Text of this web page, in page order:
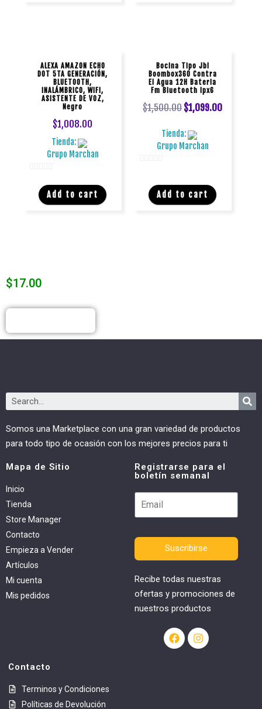
ALEXA AMAZON ECHO
DOT 5TA GENERACIÓN,
BLUETOOTH,
INALÁMBRICO, WIFI,
ASISTENTE DE VOZ,
Negro
$1,008.00
Tienda:
Grupo Marchan
Add to cart
Bocina Tipo Jbl
Boombox360 Contra
El Agua 12H Bateria
Fm Bluetooth Ipx6
$1,500.00 $1,099.00
Tienda:
Grupo Marchan
Add to cart
$17.00
Somos una Marketplace con una gran variedad de productos
para todo tipo de ocasión con los mejores precios para ti
Mapa de Sitio
Inicio
Tienda
Store Manager
Contacto
Empieza a Vender
Artículos
Mi cuenta
Mis pedidos
Registrarse para el
boletín semanal
Suscribirse
Recibe todas nuestras
ofertas y promociones de
nuestros productos
Contacto
Terminos y Condiciones
Políticas de Devolución